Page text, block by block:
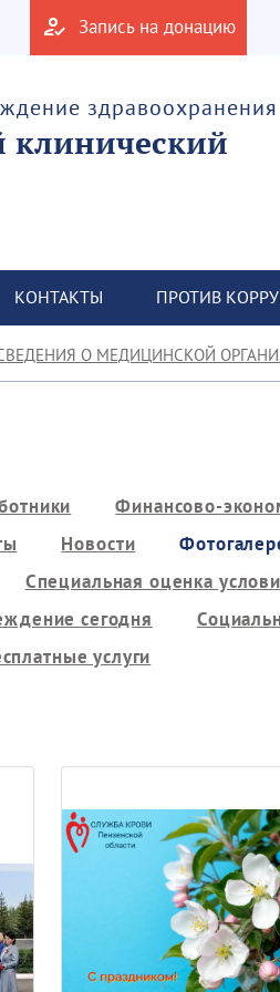
Запись на донацию
здравоохранения
клинический
КОНТАКТЫ ПРОТИВ
О МЕДИЦИНСКОЙ
Финансово-
Новости
Специальная оценка
сегодня
услуги